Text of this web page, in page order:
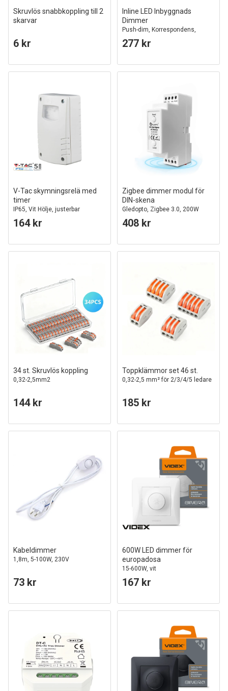
Skruvlös snabbkoppling till 2
skarvar
6 kr
Inline LED Inbyggnads
Dimmer
Push-dim, Korrespondens,
Minne, 200W
277 kr
V-Tac skymningsrelä med
timer
IP65, Vit Hölje, justerbar
känslighet, justerbar timer
164 kr
Zigbee dimmer modul för
DIN-skena
Gledopto, Zigbee 3.0, 200W
408 kr
34 st. Skruvlös koppling
0,32-2,5mm2
144 kr
Toppklämmor set 46 st.
0,32-2,5 mm² för 2/3/4/5 ledare
185 kr
Kabeldimmer
1,8m, 5-100W, 230V
73 kr
600W LED dimmer för
europadosa
15-600W, vit
167 kr